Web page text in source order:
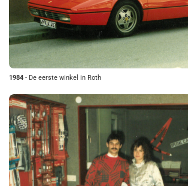
1984 - De eerste winkel in Roth